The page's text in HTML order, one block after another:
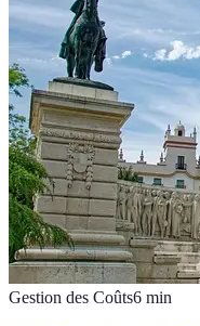
Gestion des Coûts6 min